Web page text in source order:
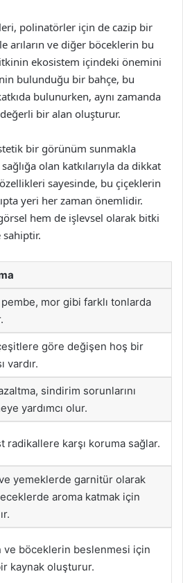
polinatörler için de cazip bir
arıların ve diğer böceklerin bu
ekosistem içindeki önemini
bulunduğu bir bahçe, bu
bulunurken, aynı zamanda
bir alan oluşturur.
bir görünüm sunmakla
olan katkılarıyla da dikkat
sayesinde, bu çiçeklerin
yeri her zaman önemlidir.
hem de işlevsel olarak bitki
sahiptir.
mor gibi farklı tonlarda
göre değişen hoş bir
vardır.
sindirim sorunlarını
yardımcı olur.
radikallere karşı koruma sağlar.
yemeklerde garnitür olarak
aroma katmak için
ve böceklerin beslenmesi için
kaynak oluşturur.